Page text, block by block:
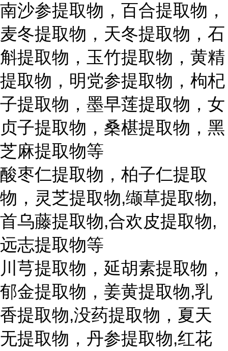
南沙参提取物，百合提取物，
麦冬提取物，天冬提取物，石
斛提取物，玉竹提取物，黄精
提取物，明党参提取物，枸杞
子提取物，墨早莲提取物，女
贞子提取物，桑椹提取物，黑
芝麻提取物等
酸枣仁提取物，柏子仁提取
物，灵芝提取物,缬草提取物,
首乌藤提取物,合欢皮提取物,
远志提取物等
川芎提取物，延胡素提取物，
郁金提取物，姜黄提取物,乳
香提取物,没药提取物，夏天
无提取物，丹参提取物,红花